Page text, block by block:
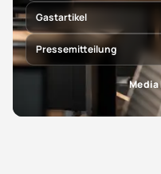
Gastartikel
Pressemitteilung